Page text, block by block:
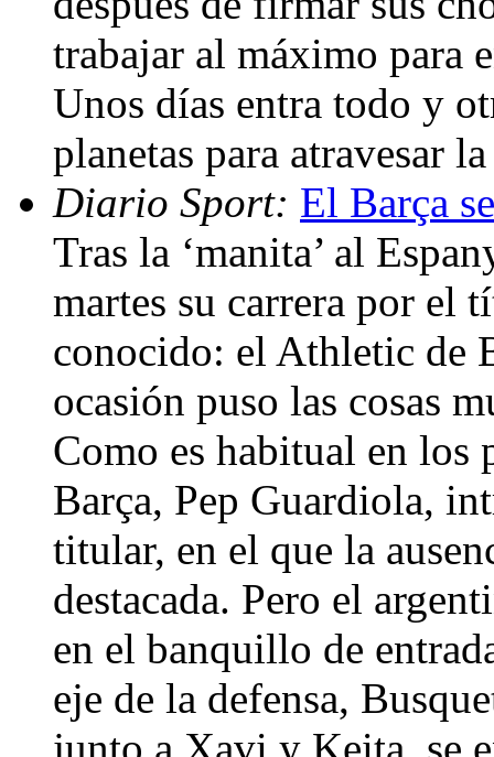
trabajar al máximo para
Unos días entra todo y
planetas para atravesar
Diario Sport: El Barça
Tras la ‘manita’ al
martes su carrera por el
conocido: el Athletic de
ocasión puso las cosas
Como es habitual en los
Barça, Pep Guardiola,
titular, en el que la
destacada. Pero el
en el banquillo de
eje de la defensa,
junto a Xavi y Keita, se